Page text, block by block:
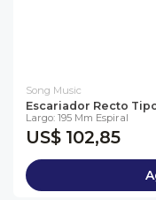
Song Music
Escariador Recto
Largo: 195 Mm Espiral
US$ 102,85